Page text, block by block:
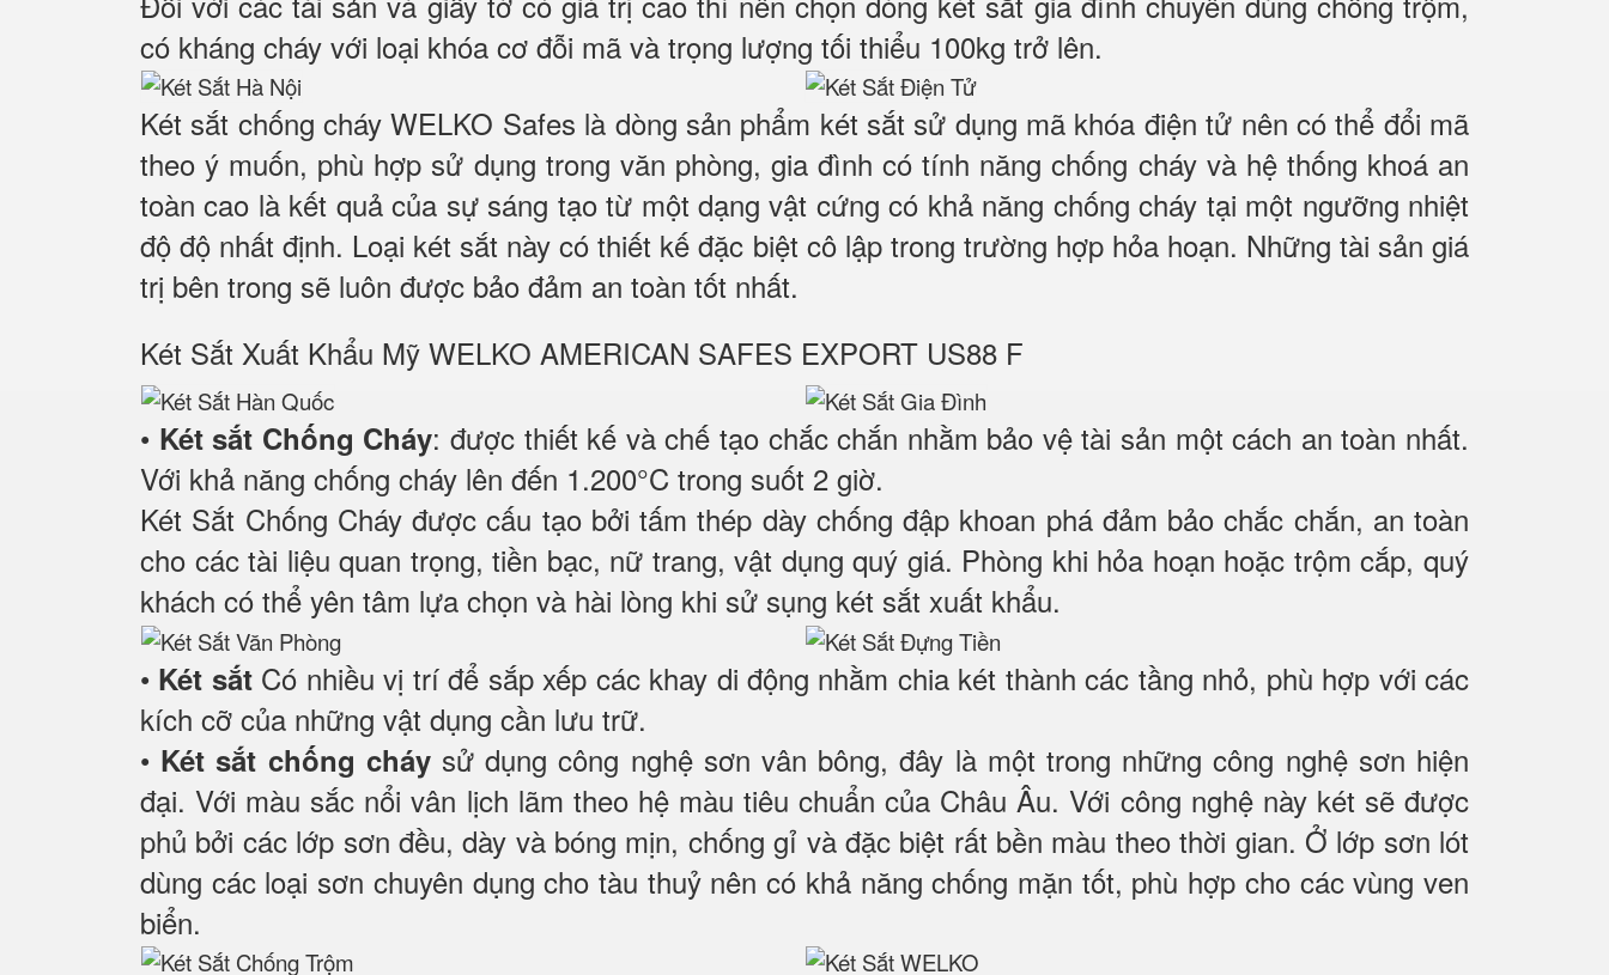
có kháng cháy với loại khóa cơ đỗi mã và trọng lượng tối thiểu 100kg trở lên.
Két sắt chống cháy WELKO Safes là dòng sản phẩm két sắt sử dụng mã khóa điện tử nên có thể đổi mã
theo ý muốn, phù hợp sử dụng trong văn phòng, gia đình có tính năng chống cháy và hệ thống khoá an
toàn cao là kết quả của sự sáng tạo từ một dạng vật cứng có khả năng chống cháy tại một ngưỡng nhiệt
độ độ nhất định. Loại két sắt này có thiết kế đặc biệt cô lập trong trường hợp hỏa hoạn. Những tài sản giá
trị bên trong sẽ luôn được bảo đảm an toàn tốt nhất.
Két Sắt Xuất Khẩu Mỹ WELKO AMERICAN SAFES EXPORT US88 F
• Két sắt Chống Cháy: được thiết kế và chế tạo chắc chắn nhằm bảo vệ tài sản một cách an toàn nhất.
Với khả năng chống cháy lên đến 1.200°C trong suốt 2 giờ.
Két Sắt Chống Cháy được cấu tạo bởi tấm thép dày chống đập khoan phá đảm bảo chắc chắn, an toàn
cho các tài liệu quan trọng, tiền bạc, nữ trang, vật dụng quý giá. Phòng khi hỏa hoạn hoặc trộm cắp, quý
khách có thể yên tâm lựa chọn và hài lòng khi sử sụng két sắt xuất khẩu.
• Két sắtCó nhiều vị trí để sắp xếp các khay di động nhằm chia két thành các tầng nhỏ, phù hợp với các
kích cỡ của những vật dụng cần lưu trữ.
• Két sắt chống cháy sử dụng công nghệ sơn vân bông, đây là một trong những công nghệ sơn hiện
đại. Với màu sắc nổi vân lịch lãm theo hệ màu tiêu chuẩn của Châu Âu. Với công nghệ này két sẽ được
phủ bởi các lớp sơn đều, dày và bóng mịn, chống gỉ và đặc biệt rất bền màu theo thời gian. Ở lớp sơn lót
dùng các loại sơn chuyên dụng cho tàu thuỷ nên có khả năng chống mặn tốt, phù hợp cho các vùng ven
biển.